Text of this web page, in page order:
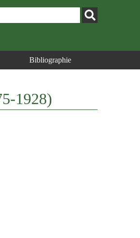
Bibliographie
1928)